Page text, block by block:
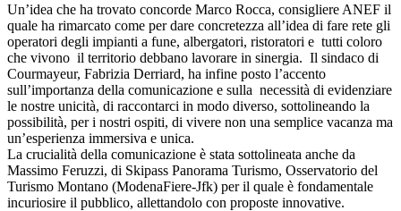
Un’idea che ha trovato concorde Marco Rocca, consigliere ANEF il
quale ha rimarcato come per dare concretezza all’idea di fare rete gli
operatori degli impianti a fune, albergatori, ristoratori e tutti coloro
che vivono il territorio debbano lavorare in sinergia. Il sindaco di
Courmayeur, Fabrizia Derriard, ha infine posto l’accento
sull’importanza della comunicazione e sulla necessità di evidenziare
le nostre unicità, di raccontarci in modo diverso, sottolineando la
possibilità, per i nostri ospiti, di vivere non una semplice vacanza ma
un’esperienza immersiva e unica.
La crucialità della comunicazione è stata sottolineata anche da
Massimo Feruzzi, di Skipass Panorama Turismo, Osservatorio del
Turismo Montano (ModenaFiere-Jfk) per il quale è fondamentale
incuriosire il pubblico, allettandolo con proposte innovative.